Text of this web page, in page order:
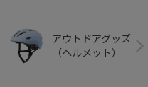
アウトドアグッズ
（ヘルメット）